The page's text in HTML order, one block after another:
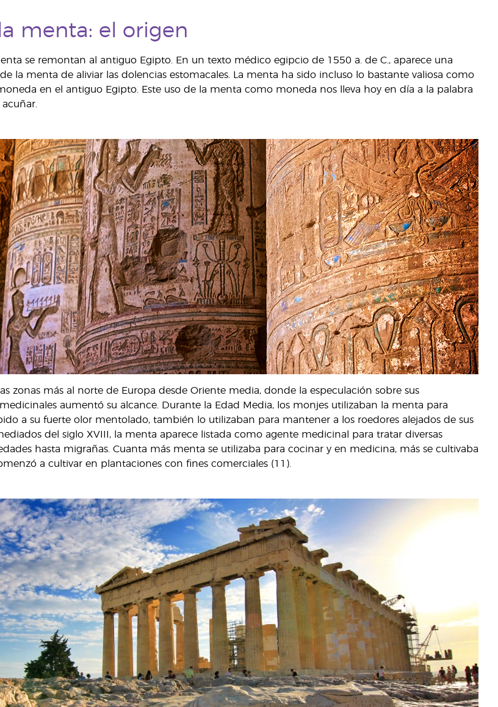
menta: el origen
se remontan al antiguo Egipto. En un texto médico egipcio de 1550 a. de C., aparece una
la menta de aliviar las dolencias estomacales. La menta ha sido incluso lo bastante valiosa como
en el antiguo Egipto. Este uso de la menta como moneda nos lleva hoy en día a la palabra
zonas más al norte de Europa desde Oriente media, donde la especulación sobre sus
aumentó su alcance. Durante la Edad Media, los monjes utilizaban la menta para
a su fuerte olor mentolado, también lo utilizaban para mantener a los roedores alejados de sus
del siglo XVIII, la menta aparece listada como agente medicinal para tratar diversas
hasta migrañas. Cuanta más menta se utilizaba para cocinar y en medicina, más se cultivaba
a cultivar en plantaciones con fines comerciales (11).